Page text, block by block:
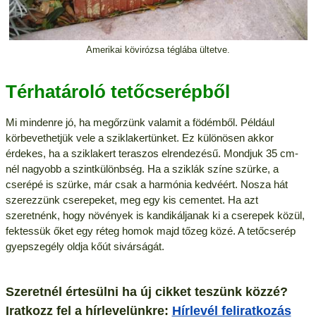
Amerikai kövirózsa téglába ültetve.
Térhatároló tetőcserépből
Mi mindenre jó, ha megőrzünk valamit a födémből. Például
körbevethetjük vele a sziklakertünket. Ez különösen akkor
érdekes, ha a sziklakert teraszos elrendezésű. Mondjuk 35 cm-
nél nagyobb a szintkülönbség. Ha a sziklák színe szürke, a
cserépé is szürke, már csak a harmónia kedvéért. Nosza hát
szerezzünk cserepeket, meg egy kis cementet. Ha azt
szeretnénk, hogy növények is kandikáljanak ki a cserepek közül,
fektessük őket egy réteg homok majd tőzeg közé. A tetőcserép
gyepszegély oldja kőút sivárságát.
Szeretnél értesülni ha új cikket teszünk közzé?
Iratkozz fel a hírlevelünkre: Hírlevél feliratkozás